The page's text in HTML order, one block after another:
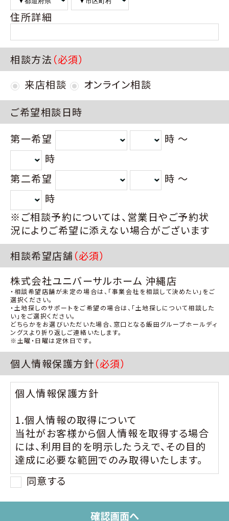
住所詳細
相談方法 （必須）
来店相談
オンライン相談
ご希望相談日時
第一希望
時 〜
時
第二希望
時 〜
時
※ご相談予約については、営業日やご予約状
況によりご希望に添えない場合がございます
相談希望店舗（必須）
株式会社ユニバーサルホーム 沖縄店
・相談希望店舗が未定の場合は、「事業会社を相談して決めたい」をご
選択ください。
・土地探しのサポートをご希望の場合は、「土地探しについて相談した
い」をご選択ください。
どちらかをお選びいただいた場合、窓口となる飯田グループホールディ
ングスより折り返しご連絡いたします。
※土曜・日曜は定休日です。
個人情報保護方針（必須）
個人情報保護方針
1.個人情報の取得について
当社がお客様から個人情報を取得する場合
には、利用目的を明示したうえで、その目的
達成に必要な範囲でのみ取得いたします。
2.個人情報の利用について
当社が収集した個人情報は、お客様に明示
した利用目的の範囲内でのみ利用すること
同意する